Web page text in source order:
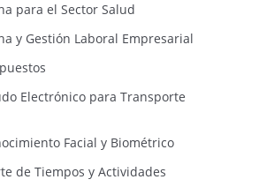
para el Sector Salud
y Gestión Laboral Empresarial
Electrónico para Transporte
Facial y Biométrico
de Tiempos y Actividades